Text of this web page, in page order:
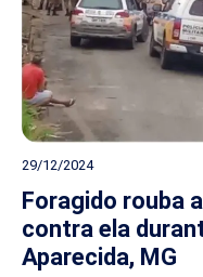
29/12/2024
Foragido rouba
contra ela
Aparecida, MG